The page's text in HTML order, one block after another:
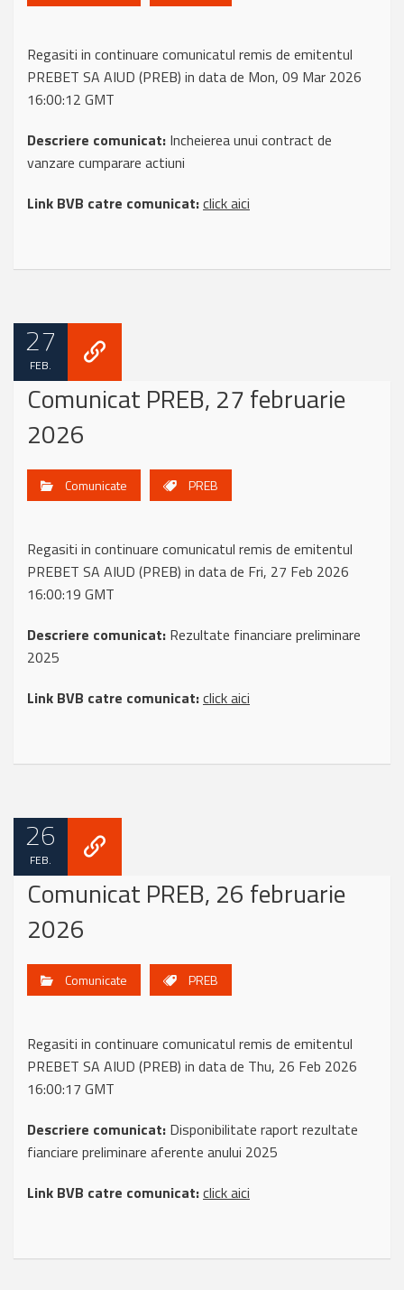
Regasiti in continuare comunicatul remis de emitentul
PREBET SA AIUD (PREB) in data de Mon, 09 Mar 2026
16:00:12 GMT
Descriere comunicat: Incheierea unui contract de
vanzare cumparare actiuni
Link BVB catre comunicat:click aici
27
FEB.
Comunicat PREB, 27 februarie
2026
Comunicate PREB
Regasiti in continuare comunicatul remis de emitentul
PREBET SA AIUD (PREB) in data de Fri, 27 Feb 2026
16:00:19 GMT
Descriere comunicat: Rezultate financiare preliminare
2025
Link BVB catre comunicat:click aici
26
FEB.
Comunicat PREB, 26 februarie
2026
Comunicate PREB
Regasiti in continuare comunicatul remis de emitentul
PREBET SA AIUD (PREB) in data de Thu, 26 Feb 2026
16:00:17 GMT
Descriere comunicat: Disponibilitate raport rezultate
fianciare preliminare aferente anului 2025
Link BVB catre comunicat:click aici